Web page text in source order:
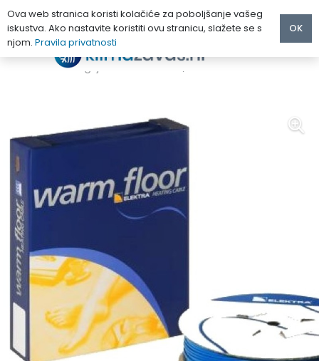
ELEKTRA VCD grijaći kabel VCD 10/1100
Ova web stranica koristi kolačiće za poboljšanje vašeg
iskustva. Ako nastavite koristiti ovu stranicu, slažete se s
njom. Pravila privatnosti
OK